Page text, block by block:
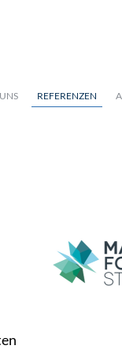
REFERENZEN